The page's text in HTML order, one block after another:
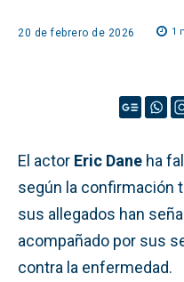
20 de febrero de 2026 1
El actor Eric Dane ha
según la confirmación
sus allegados han
acompañado por sus
contra la enfermedad.